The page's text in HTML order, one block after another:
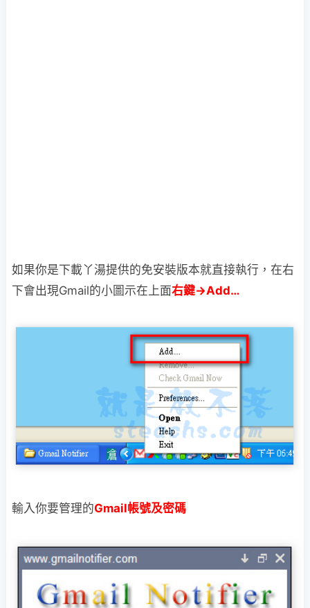
如果你是下載丫湯提供的免安裝版本就直接執行，在右
下會出現Gmail的小圖示在上面右鍵→Add…
輸入你要管理的Gmail帳號及密碼